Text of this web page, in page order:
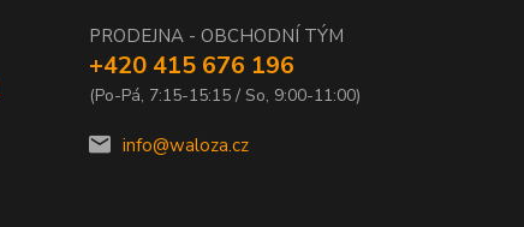
PRODEJNA - OBCHODNÍ TÝM
+420 415 676 196
(Po-Pá, 7:15-15:15 / So, 9:00-11:00)
info@waloza.cz